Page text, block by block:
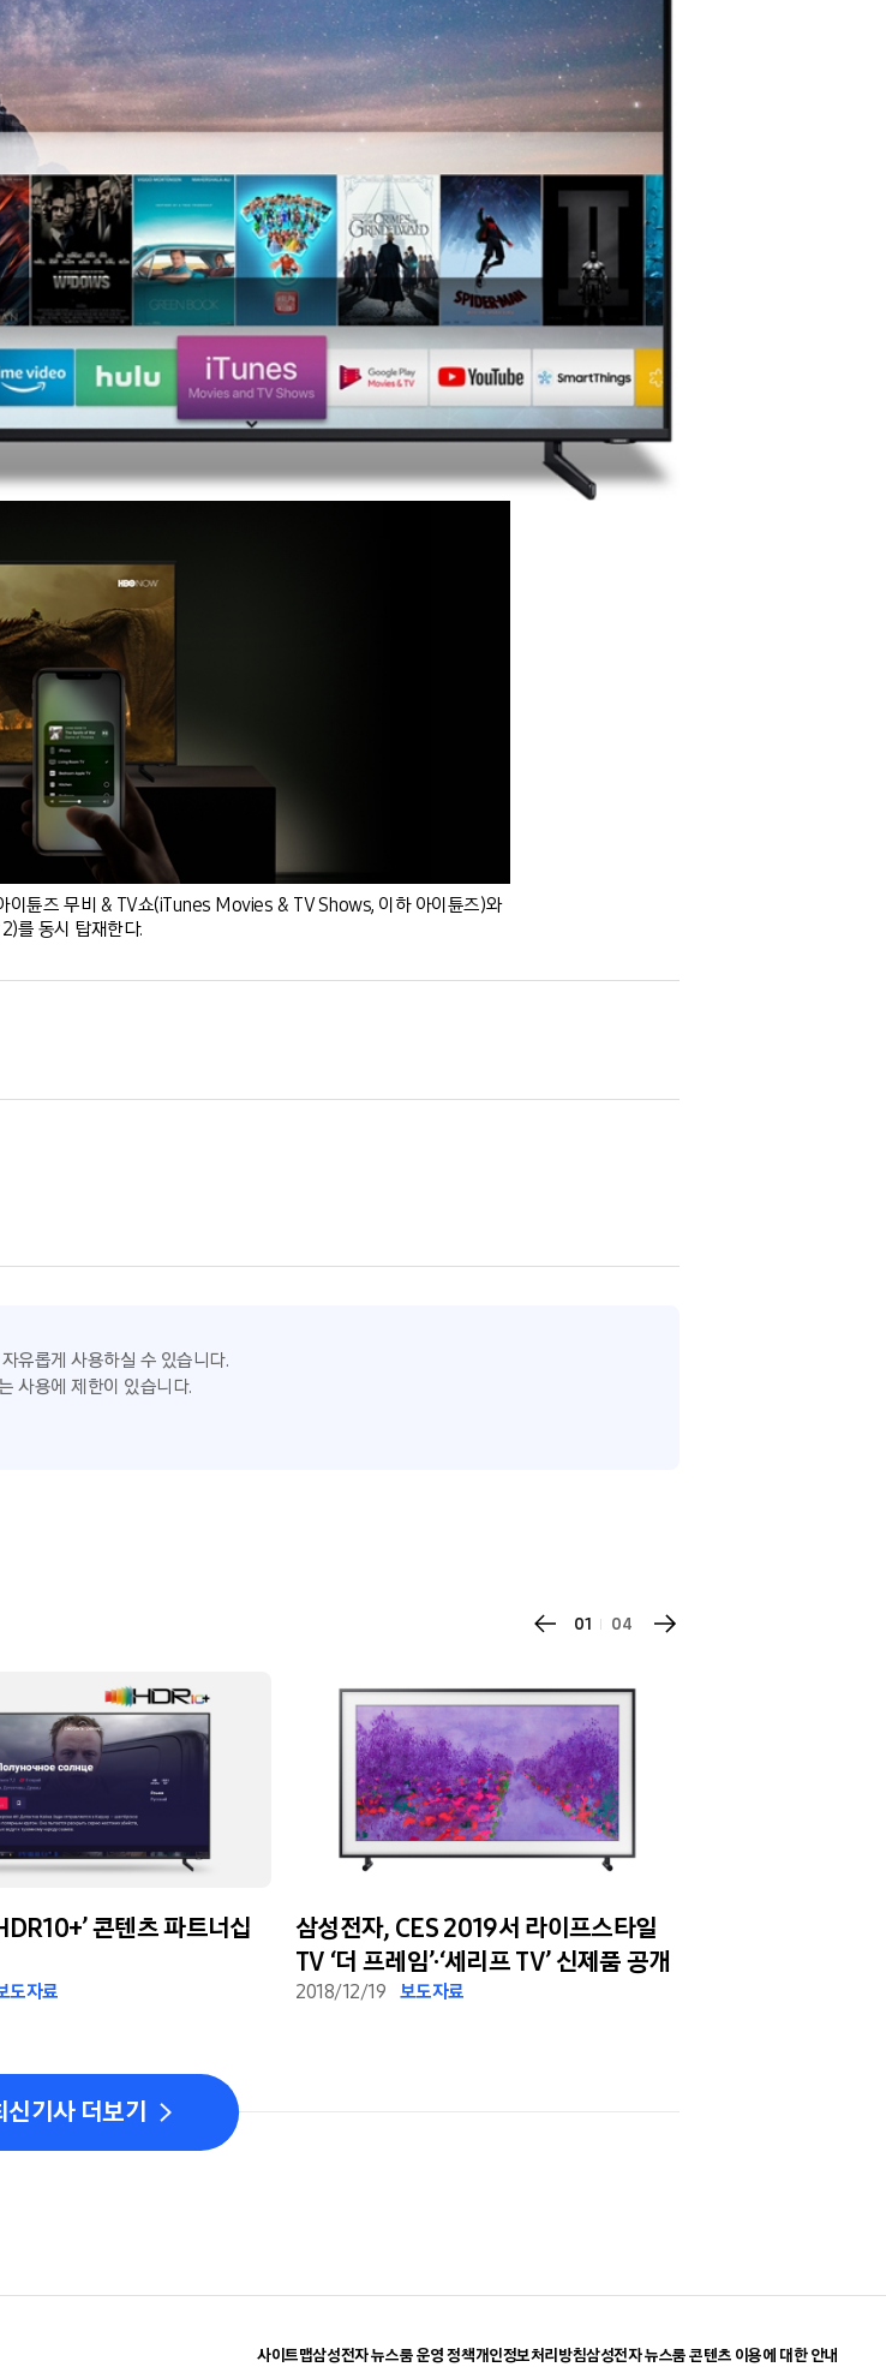
튠즈 무비 & TV쇼(iTunes Movies & TV Shows, 이하 아이튠즈)와
를 동시 탑재한다.
유롭게 사용하실 수 있습니다.
사용에 제한이 있습니다.
콘텐츠 파트너십
도자료
삼성전자, CES 2019서 라이프스타일
TV ‘더 프레임’·‘세리프 TV’ 신제품 공개
2018/12/19 보도자료
01 04
신기사 더보기
사이트맵삼성전자 뉴스룸 운영 정책개인정보처리방침삼성전자 뉴스룸 콘텐츠 이용에 대한 안내